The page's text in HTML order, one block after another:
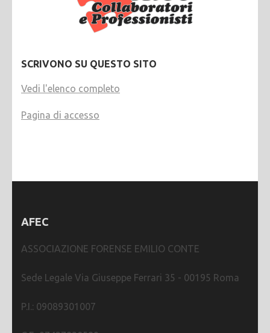
SCRIVONO SU QUESTO SITO
Vedi l'elenco completo
Pagina di accesso
AFEC
ASSOCIAZIONE FORENSE EMILIO CONTE
Sede Legale Via Giuseppe Ferrari 35 - 00195 Roma
P.I.: 09089301007